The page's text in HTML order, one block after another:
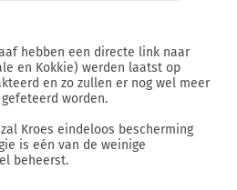
hebben een directe link naar
en Kokkie) werden laatst op
en zo zullen er nog wel meer
worden.
Kroes eindeloos bescherming
is eén van de weinige
beheerst.